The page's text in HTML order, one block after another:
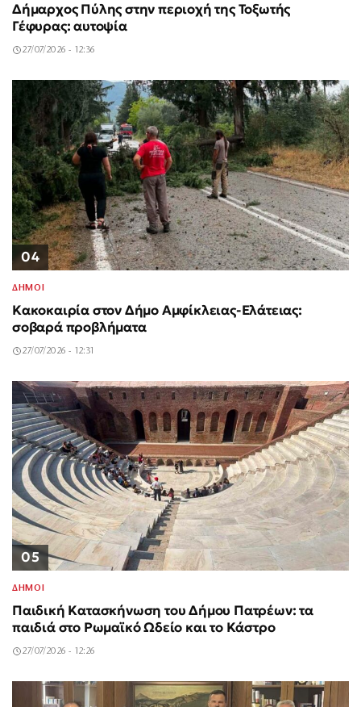
Δήμαρχος Πύλης στην περιοχή της Τοξωτής
Γέφυρας: αυτοψία
27/07/2026 - 12:36
04
ΔΗΜΟΙ
Κακοκαιρία στον Δήμο Αμφίκλειας-Ελάτειας:
σοβαρά προβλήματα
27/07/2026 - 12:31
05
ΔΗΜΟΙ
Παιδική Κατασκήνωση του Δήμου Πατρέων: τα
παιδιά στο Ρωμαϊκό Ωδείο και το Κάστρο
27/07/2026 - 12:26